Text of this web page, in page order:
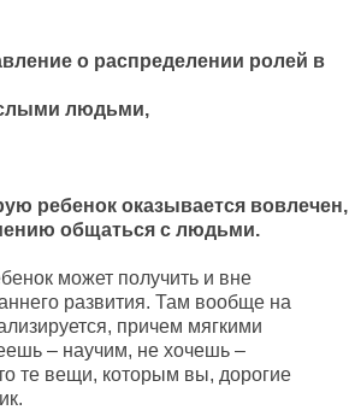
о распределении ролей в
людьми,
ребенок оказывается вовлечен,
общаться с людьми.
может получить и вне
развития. Там вообще на
причем мягкими
– научим, не хочешь –
те вещи, которым вы, дорогие